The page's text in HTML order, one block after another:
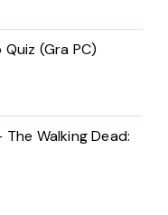
(Gra PC)
The Walking Dead: